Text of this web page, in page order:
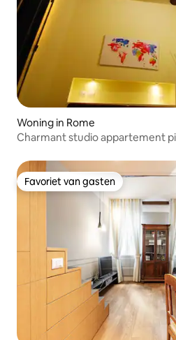
Woning in Rome
Charmant studio appartement
Favoriet van gasten
Favoriet van gasten